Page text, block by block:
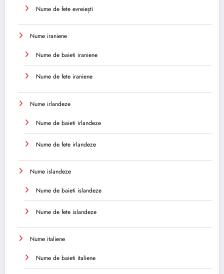
Nume de fete evreiești
Nume iraniene
Nume de baieti iraniene
Nume de fete iraniene
Nume irlandeze
Nume de baieti irlandeze
Nume de fete irlandeze
Nume islandeze
Nume de baieti islandeze
Nume de fete islandeze
Nume italiene
Nume de baieti italiene